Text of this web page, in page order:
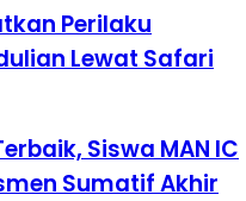
Perilaku
Lewat Safari
Siswa MAN IC
Sumatif Akhir